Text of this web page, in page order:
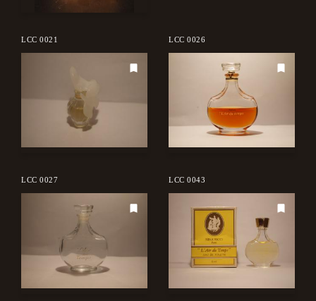
LCC 0021 LCC 0026
LCC 0027 LCC 0043